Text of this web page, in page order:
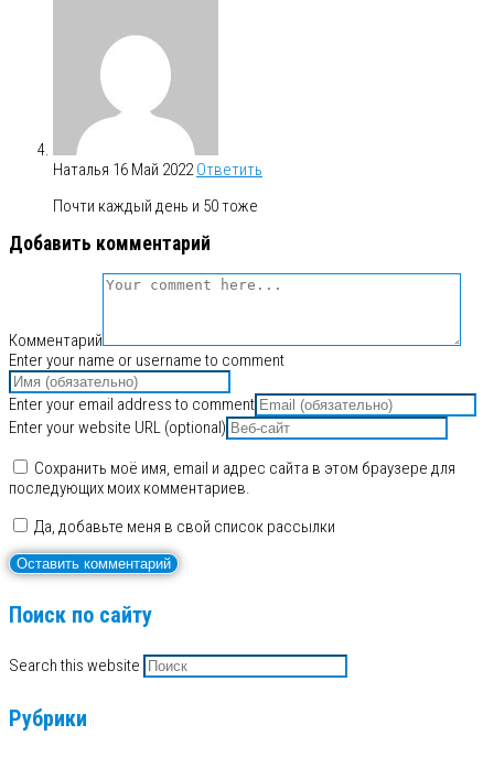
Наталья 16 Май 2022 Ответить
Почти каждый день и 50 тоже
Добавить комментарий
Комментарий
Enter your name or username to comment
Enter your email address to comment
Enter your website URL (optional)
Сохранить моё имя, email и адрес сайта в этом браузере для
последующих моих комментариев.
Да, добавьте меня в свой список рассылки
Поиск по сайту
Search this website
Рубрики